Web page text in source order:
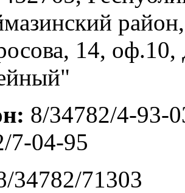
14,
8/34782/4-93-
7-04-95
34782/71303